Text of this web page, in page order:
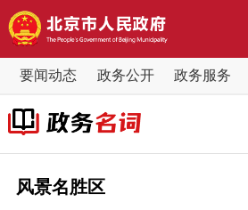
要闻动态 政务公开 政务服务
要闻动态
党中央精神
风景名胜区